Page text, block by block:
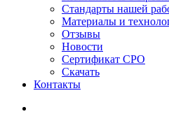
Стандарты нашей
Материалы и
Отзывы
Новости
Сертификат СРО
Скачать
Контакты